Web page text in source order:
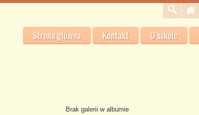
Strona główna Kontakt O szkole
Brak galerii w albumie